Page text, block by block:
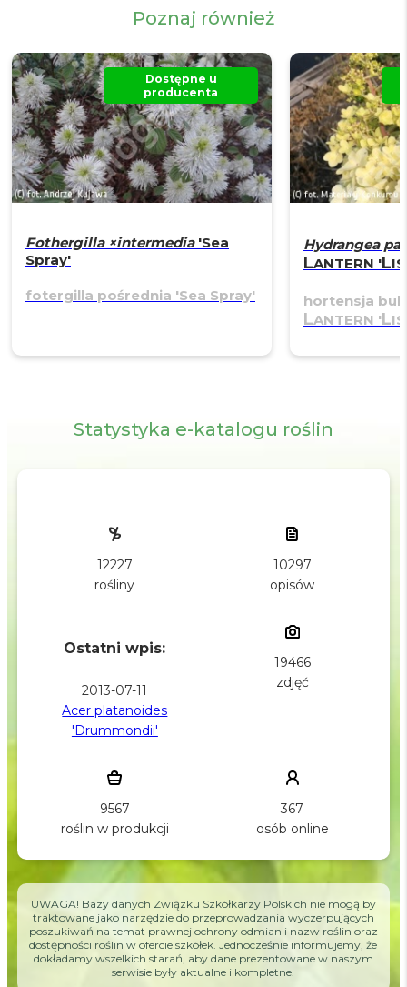
Poznaj również
Fothergilla ×intermedia 'Sea
Spray'
fotergilla pośrednia 'Sea Spray'
Dostępne u
producenta
Hydrangea
LANTERN 'L
hortensja
LANTERN 'L
Statystyka e-katalogu roślin
12227
rośliny
10297
opisów
Ostatni wpis:
2013-07-11
Acer platanoides
'Drummondii'
19466
zdjęć
9567
roślin w produkcji
367
osób online
UWAGA! Bazy danych Związku Szkółkarzy Polskich nie mogą by
traktowane jako narzędzie do przeprowadzania wyczerpujących
poszukiwań na temat prawnej ochrony odmian i nazw roślin oraz
dostępności roślin w ofercie szkółek. Jednocześnie informujemy, że
dokładamy wszelkich starań, aby dane prezentowane w naszym
serwisie były aktualne i kompletne.